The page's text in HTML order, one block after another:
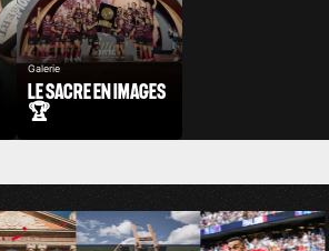
Galerie
LE SACRE EN IMAGES
🏆